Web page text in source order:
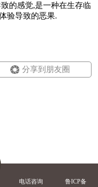
的感觉,是一种在生存临
验导致的恶果.
分享到朋友圈
电话咨询 鲁ICP备